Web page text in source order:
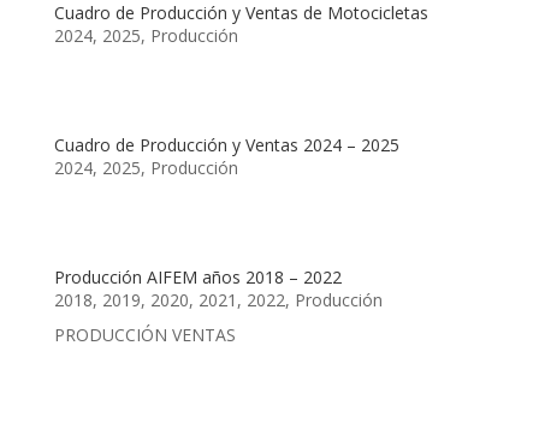
Cuadro de Producción y Ventas de Motocicletas
2024, 2025, Producción
Cuadro de Producción y Ventas 2024 – 2025
2024, 2025, Producción
Producción AIFEM años 2018 – 2022
2018, 2019, 2020, 2021 , 2022, Producción
PRODUCCIÓN VENTAS